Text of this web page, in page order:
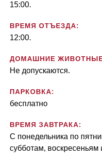
15:00.
ВРЕМЯ ОТЪЕЗДА:
12:00.
ДОМАШНИЕ
Не допускаются.
ПАРКОВКА:
бесплатно
ВРЕМЯ ЗАВТРАКА:
С понедельника по
субботам, воскресеньям